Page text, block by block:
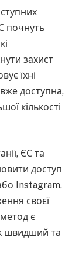
почнуть
захист
їхні
доступна,
кількості
ЄС та
доступ
Instagram,
своєї
є
швидший та